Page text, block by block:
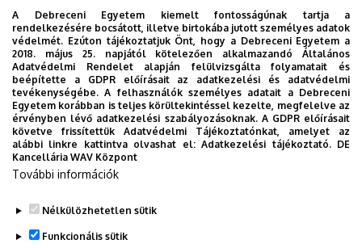
Operatív Mátrix Osztály GTIC
Psychiátria Osztály GTIC
Sürgősségi Betegellátó Osztály GTIC
Szakrendelések GTIC
Szülészet-nőgyógyászat Osztály GTIC
Dolgozói adatmódosítás igénylése a DE
telefonkönyvében
A Debreceni Egyetem kiemelt fontosságúnak tartja a
rendelkezésére bocsátott, illetve birtokába jutott személyes adatok
védelmét. Ezúton tájékoztatjuk Önt, hogy a Debreceni Egyetem a
2018. május 25. napjától kötelezően alkalmazandó Általános
Adatvédelmi Rendelet alapján felülvizsgálta folyamatait és
beépítette a GDPR előírásait az adatkezelési és adatvédelmi
tevékenységébe. A felhasználók személyes adatait a Debreceni
Egyetem korábban is teljes körültekintéssel kezelte, megfelelve az
érvényben lévő adatkezelési szabályozásoknak. A GDPR előírásait
követve frissítettük Adatvédelmi Tájékoztatónkat, amelyet az
alábbi linkre kattintva olvashat el:Adatkezelési tájékoztató. DE
Kancellária WAV Központ
További információk
Nélkülözhetetlen sütik
Funkcionális sütik